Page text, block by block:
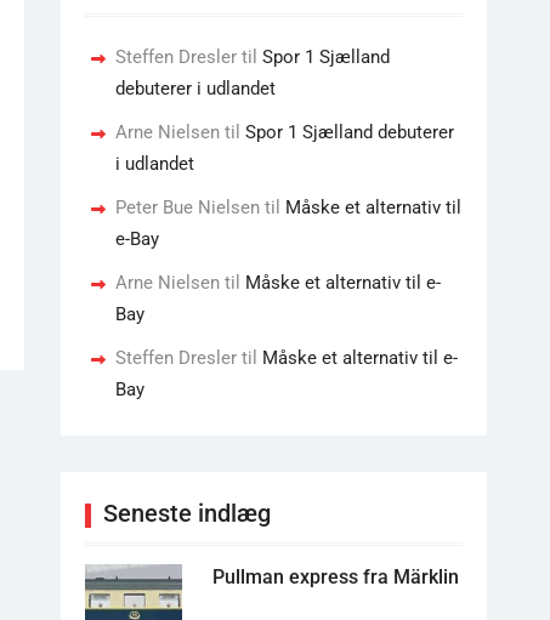
Steffen Dresler til Spor 1 Sjælland
debuterer i udlandet
Arne Nielsen til Spor 1 Sjælland debuterer
i udlandet
Peter Bue Nielsen til Måske et alternativ til
e-Bay
Arne Nielsen til Måske et alternativ til e-
Bay
Steffen Dresler til Måske et alternativ til e-
Bay
Seneste indlæg
Pullman express fra Märklin